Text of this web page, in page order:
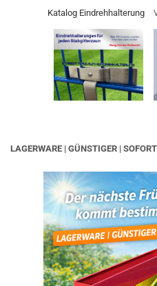
Katalog Eindrehhalterung
LAGERWARE | GÜNSTIGER | SOFORT